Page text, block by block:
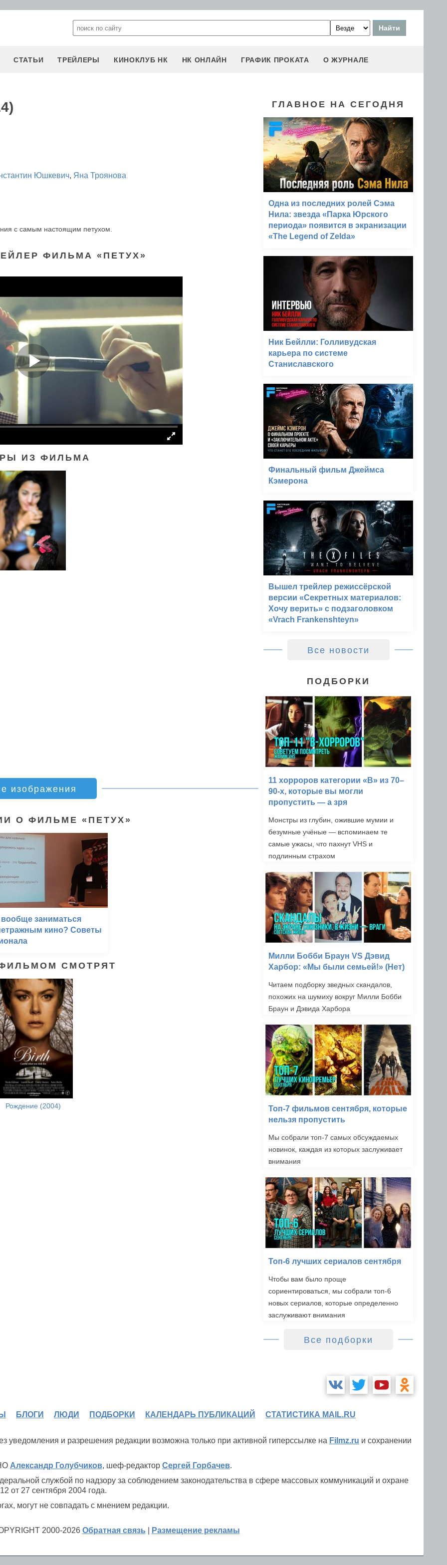
СТАТЬИ ТРЕЙЛЕРЫ КИНОКЛУБ НК НК ОНЛАЙН ГРАФИК ПРОКАТА О ЖУРНАЛЕ
Юшкевич, Яна Троянова
с самым настоящим петухом.
ФИЛЬМА «ПЕТУХ»
ИЗ ФИЛЬМА
изображения
О ФИЛЬМЕ «ПЕТУХ»
заниматься
кино? Советы
СМОТРЯТ
Рождение (2004)
ГЛАВНОЕ НА СЕГОДНЯ
Одна из последних ролей Сэма
Нила: звезда «Парка Юрского
периода» появится в экранизации
«The Legend of Zelda»
Ник Бейлли: Голливудская
карьера по системе
Станиславского
Финальный фильм Джеймса
Кэмерона
Вышел трейлер режиссёрской
версии «Секретных материалов:
Хочу верить» с подзаголовком
«Vrach Frankenshteyn»
Все новости
ПОДБОРКИ
11 хорроров категории «B» из 70–
90-х, которые вы могли
пропустить — а зря
Монстры из глубин, ожившие мумии и
безумные учёные — вспоминаем те
самые ужасы, что пахнут VHS и
подлинным страхом
Милли Бобби Браун VS Дэвид
Харбор: «Мы были семьей!» (Нет)
Читаем подборку зведных скандалов,
похожих на шумиху вокруг Милли Бобби
Браун и Дэвида Харбора
Топ-7 фильмов сентября, которые
нельзя пропустить
Мы собрали топ-7 самых обсуждаемых
новинок, каждая из которых заслуживает
внимания
Топ-6 лучших сериалов сентября
Чтобы вам было проще
сориентироваться, мы собрали топ-6
новых сериалов, которые определенно
заслуживают внимания
Все подборки
БЛОГИ ЛЮДИ ПОДБОРКИ КАЛЕНДАРЬ ПУБЛИКАЦИЙ СТАТИСТИКА MAIL.RU
уведомления и разрешения редакции возможна только при активной гиперссылке на Filmz.ru и сохранении
Александр Голубчиков, шеф-редактор Сергей Горбачев.
службой по надзору за соблюдением законодательства в сфере массовых коммуникаций и охране
от 27 сентября 2004 года.
могут не совпадать с мнением редакции.
2000-2026 Обратная связь Размещение рекламы